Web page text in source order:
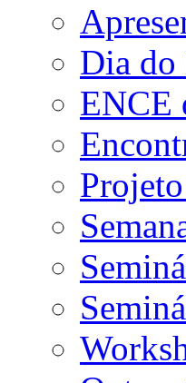
Dia do
ENCE